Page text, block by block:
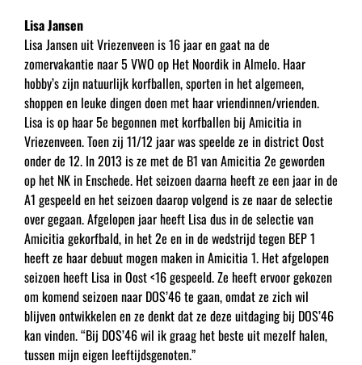
Lisa Jansen
Lisa Jansen uit Vriezenveen is 16 jaar en gaat na de
zomervakantie naar 5 VWO op Het Noordik in Almelo. Haar
hobby’s zijn natuurlijk korfballen, sporten in het algemeen,
shoppen en leuke dingen doen met haar vriendinnen/vrienden.
Lisa is op haar 5e begonnen met korfballen bij Amicitia in
Vriezenveen. Toen zij 11/12 jaar was speelde ze in district Oost
onder de 12. In 2013 is ze met de B1 van Amicitia 2e geworden
op het NK in Enschede. Het seizoen daarna heeft ze een jaar in de
A1 gespeeld en het seizoen daarop volgend is ze naar de selectie
over gegaan. Afgelopen jaar heeft Lisa dus in de selectie van
Amicitia gekorfbald, in het 2e en in de wedstrijd tegen BEP 1
heeft ze haar debuut mogen maken in Amicitia 1. Het afgelopen
seizoen heeft Lisa in Oost <16 gespeeld. Ze heeft ervoor gekozen
om komend seizoen naar DOS’46 te gaan, omdat ze zich wil
blijven ontwikkelen en ze denkt dat ze deze uitdaging bij DOS’46
kan vinden. “Bij DOS’46 wil ik graag het beste uit mezelf halen,
tussen mijn eigen leeftijdsgenoten.”